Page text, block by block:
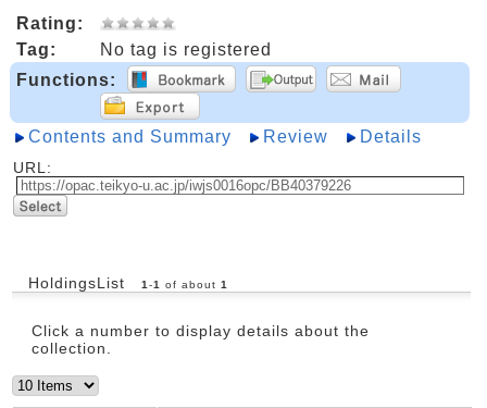
Rating:
Tag:
No tag is registered
Functions:
Contents and Summary Review Details
URL:
HoldingsList 1 -1 of about 1
Click a number to display details about the
collection.